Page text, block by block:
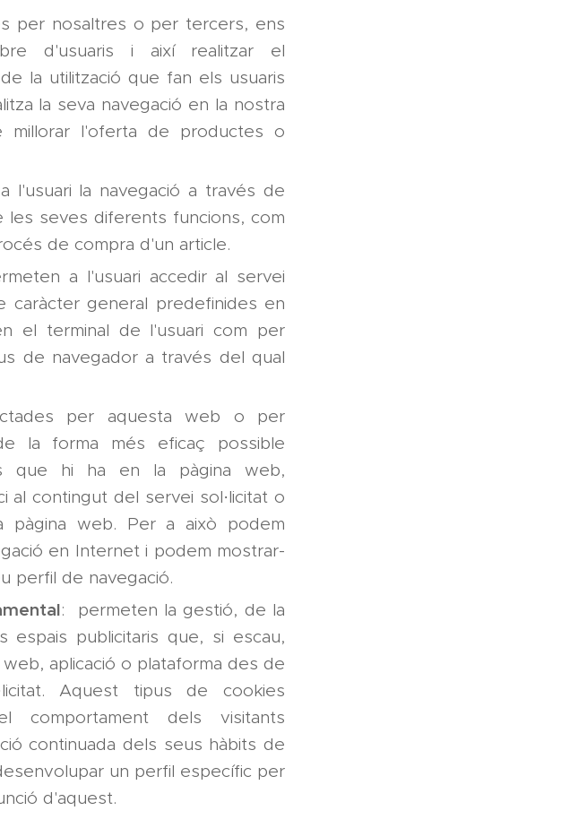
per nosaltres o per tercers, ens
d'usuaris i així realitzar el
la utilització que fan els usuaris
la seva navegació en la nostra
millorar l'oferta de productes o
l'usuari la navegació a través de
les seves diferents funcions, com
de compra d'un article.
a l'usuari accedir al servei
caràcter general predefinides en
el terminal de l'usuari com per
de navegador a través del qual
per aquesta web o per
la forma més eficaç possible
que hi ha en la pàgina web,
al contingut del servei sol·licitat o
web. Per a això podem
en Internet i podem mostrar-
perfil de navegació.
: permeten la gestió, de la
espais publicitaris que, si escau,
aplicació o plataforma des de
Aquest tipus de cookies
comportament dels visitants
continuada dels seus hàbits de
un perfil específic per
d'aquest.